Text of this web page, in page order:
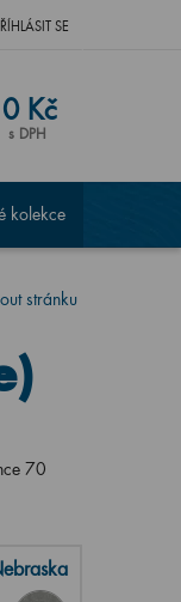
SE
0 Kč
s DPH
kolekce
stránku
70